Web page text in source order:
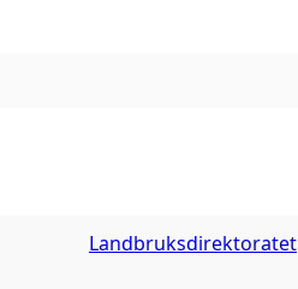
Landbruksdirektoratet